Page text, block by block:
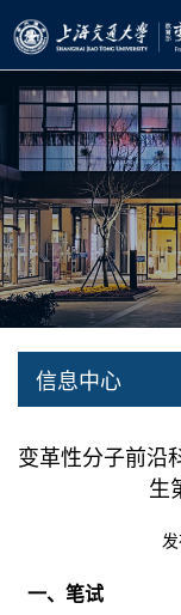
信息中心
变革性分子前沿
生
一、笔试